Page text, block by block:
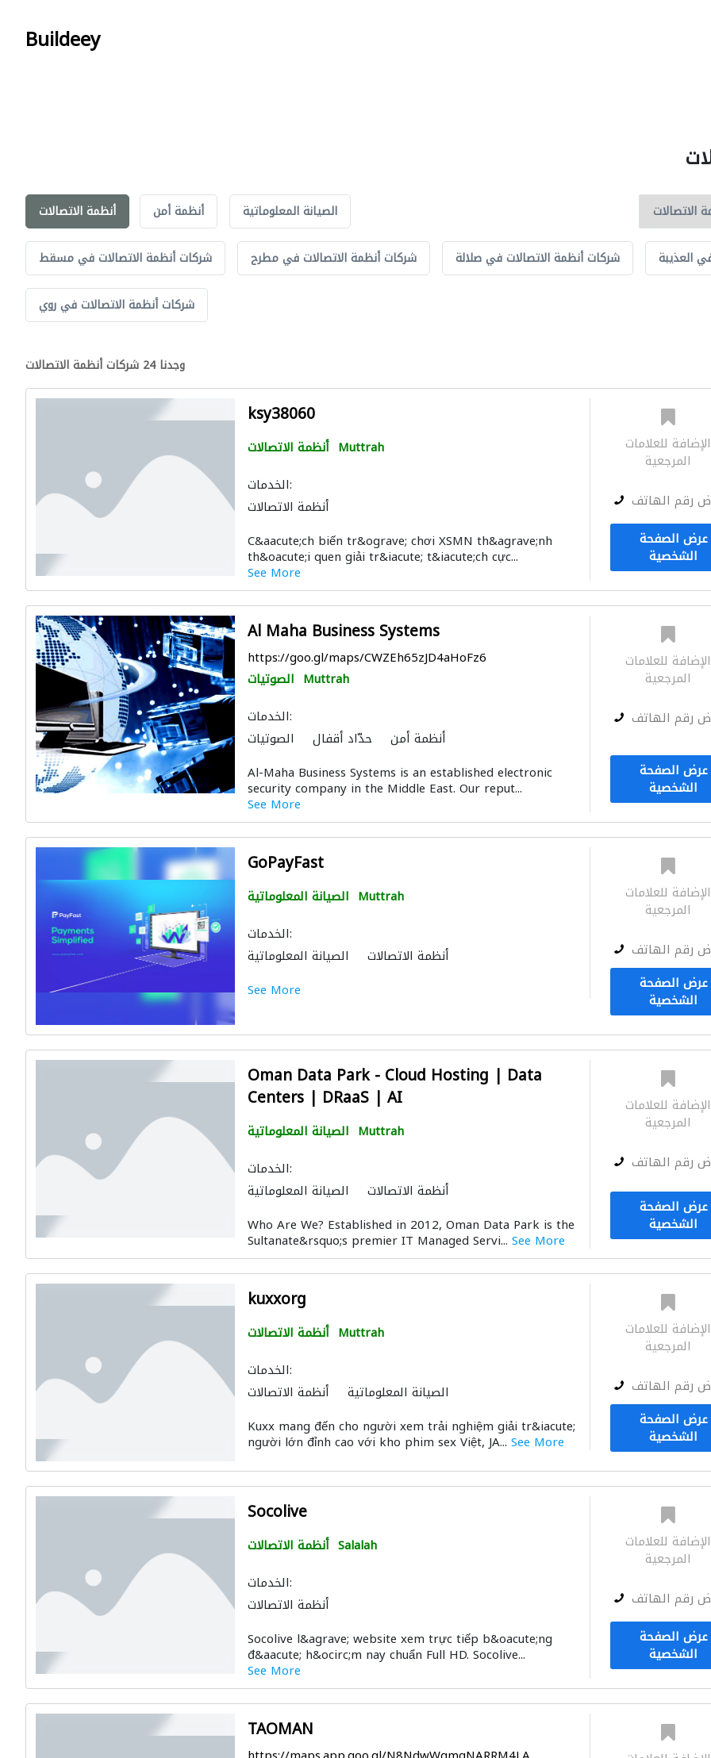
Buildeey
أنظمة الاتصالات أنظمة أمن الصيانة المعلوماتية
شركات أنظمة الاتصالات في مسقط شركات أنظمة الاتصالات في مطرح شركات أنظمة الاتصالات في صلالة العذيبة
شركات أنظمة الاتصالات في روي
وجدنا 24 شركات أنظمة الاتصالات
ksy38060
أنظمة الاتصالات Muttrah
الخدمات:
أنظمة الاتصالات
C&aacute;ch biến tr&ograve; chơi XSMN th&agrave;nh
th&oacute;i quen giải tr&iacute; t&iacute;ch cực...
See More
الإضافة للعلامات
المرجعية
رقم الهاتف
عرض الصفحة
الشخصية
Al Maha Business Systems
https://goo.gl/maps/CWZEh65zJD4aHoFz6
الصوتيات Muttrah
الخدمات:
الصوتيات
حدّاد أقفال أنظمة أمن
توصيل الكابلات وتركيب الشبكات
Al-Maha Business Systems is an established electronic
security company in the Middle East. Our reput...
See More
الإضافة للعلامات
المرجعية
رقم الهاتف
عرض الصفحة
الشخصية
GoPayFast
الصيانة المعلوماتية Muttrah
الخدمات:
الصيانة المعلوماتية
أنظمة الاتصالات
See More
الإضافة للعلامات
المرجعية
رقم الهاتف
عرض الصفحة
الشخصية
Oman Data Park - Cloud Hosting | Data
Centers | DRaaS | AI
الصيانة المعلوماتية Muttrah
الخدمات:
الصيانة المعلوماتية
أنظمة الاتصالات
Who Are We? Established in 2012, Oman Data Park is the
Sultanate&rsquo;s premier IT Managed Servi... See More
الإضافة للعلامات
المرجعية
رقم الهاتف
عرض الصفحة
الشخصية
kuxxorg
أنظمة الاتصالات Muttrah
الخدمات:
أنظمة الاتصالات
الصيانة المعلوماتية
Kuxx mang đến cho người xem trải nghiệm giải tr&iacute;
người lớn đỉnh cao với kho phim sex Việt, JA... See More
الإضافة للعلامات
المرجعية
رقم الهاتف
عرض الصفحة
الشخصية
Socolive
أنظمة الاتصالات Salalah
الخدمات:
أنظمة الاتصالات
Socolive l&agrave; website xem trực tiếp b&oacute;ng
đ&aacute; h&ocirc;m nay chuẩn Full HD. Socolive...
See More
الإضافة للعلامات
المرجعية
رقم الهاتف
عرض الصفحة
الشخصية
TAOMAN